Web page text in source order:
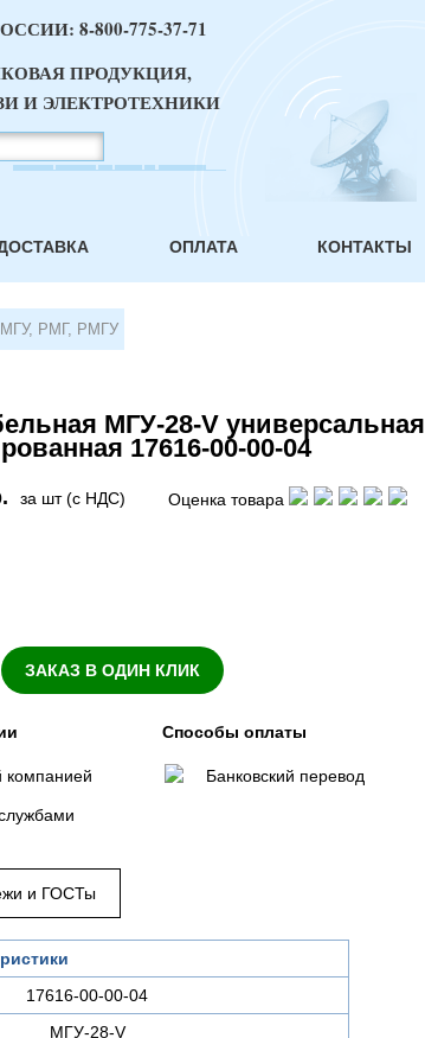
8-800-775-37-71
ПРОДУКЦИЯ,
И ЭЛЕКТРОТЕХНИКИ
ОПЛАТА КОНТАКТЫ
МГУ, РМГ, РМГУ
МГУ-28-V универсальная
17616-00-00-04
за шт (с НДС) Оценка товара
ЗАКАЗ В ОДИН КЛИК
компанией
Способы оплаты
Банковский перевод
и ГОСТы
17616-00-00-04
МГУ-28-V